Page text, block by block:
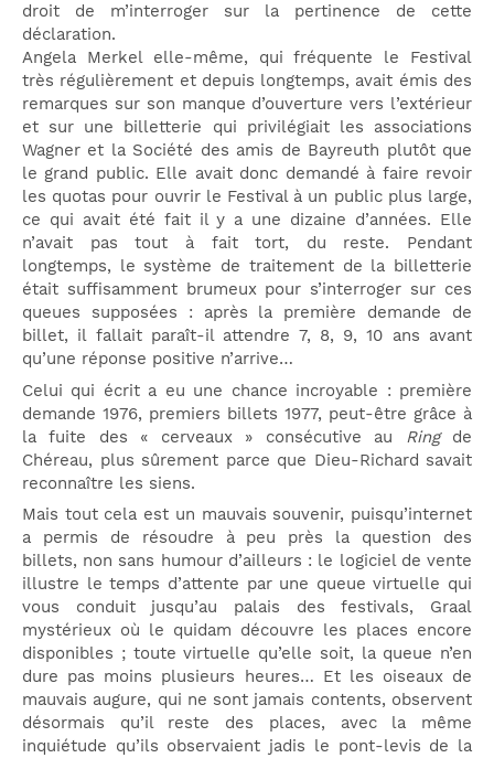
droit de m’interroger sur la pertinence de cette
déclaration.
Angela Merkel elle-même, qui fréquente le Festival
très régulièrement et depuis longtemps, avait émis des
remarques sur son manque d’ouverture vers l’extérieur
et sur une billetterie qui privilégiait les associations
Wagner et la Société des amis de Bayreuth plutôt que
le grand public. Elle avait donc demandé à faire revoir
les quotas pour ouvrir le Festival à un public plus large,
ce qui avait été fait il y a une dizaine d’années. Elle
n’avait pas tout à fait tort, du reste. Pendant
longtemps, le système de traitement de la billetterie
était suffisamment brumeux pour s’interroger sur ces
queues supposées : après la première demande de
billet, il fallait paraît-il attendre 7, 8, 9, 10 ans avant
qu’une réponse positive n’arrive…
Celui qui écrit a eu une chance incroyable : première
demande 1976, premiers billets 1977, peut-être grâce à
la fuite des « cerveaux » consécutive au Ringde
Chéreau, plus sûrement parce que Dieu-Richard savait
reconnaître les siens.
Mais tout cela est un mauvais souvenir, puisqu’internet
a permis de résoudre à peu près la question des
billets, non sans humour d’ailleurs : le logiciel de vente
illustre le temps d’attente par une queue virtuelle qui
vous conduit jusqu’au palais des festivals, Graal
mystérieux où le quidam découvre les places encore
disponibles ; toute virtuelle qu’elle soit, la queue n’en
dure pas moins plusieurs heures… Et les oiseaux de
mauvais augure, qui ne sont jamais contents, observent
désormais qu’il reste des places, avec la même
inquiétude qu’ils observaient jadis le pont-levis de la